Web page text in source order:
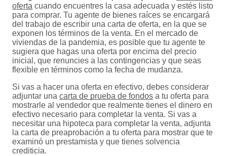
oferta cuando encuentres la casa adecuada y estés listo
para comprar. Tu agente de bienes raíces se encargará
del trabajo de escribir una carta de oferta, en la que se
exponen los términos de la venta. En el mercado de
viviendas de la pandemia, es posible que tu agente te
sugiera que hagas una oferta por encima del precio
inicial, que renuncies a las contingencias y que seas
flexible en términos como la fecha de mudanza.
Si vas a hacer una oferta en efectivo, debes considerar
adjuntar una carta de prueba de fondos a tu oferta para
mostrarle al vendedor que realmente tienes el dinero en
efectivo necesario para completar la venta. Si vas a
necesitar una hipoteca para completar la venta, adjunta
la carta de preaprobación a tu oferta para mostrar que te
examinó un prestamista y que tienes solvencia
crediticia.